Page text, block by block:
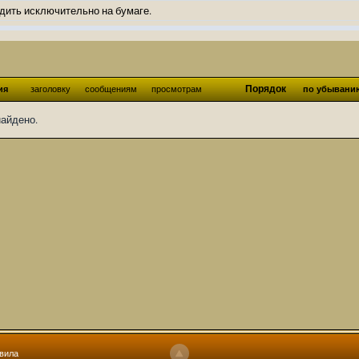
исключительно на бумаге.
и Ангелы из Ада были и будут только на бумаге.
Ангелов из Ада, а в электронном варианте нету вариантов?
какие, подскажите пожалуйста?)
аболетов на бусти:
раньше?
процесс не очень быстрый будет. Думаю в течении 1-2 месяцев
с телефона не очень удобно)
по ходу чтения правлю. Получается не совнлитературный перевод,
заголовку сообщениям просмотрам Порядок по